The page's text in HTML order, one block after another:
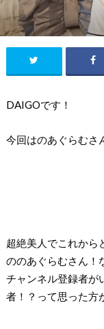
DAIGOです！
今回はのあぐらむさ
超絶美人でこれから
ののあぐらむさん！
チャンネル登録者が
者！？って思った方